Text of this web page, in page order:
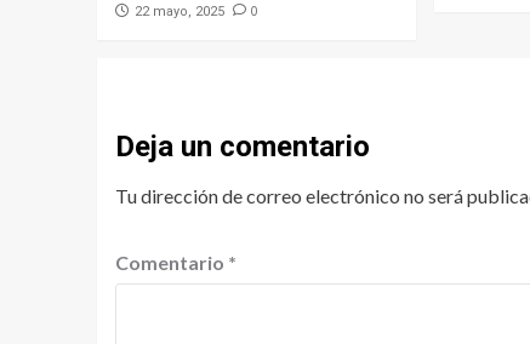
22 mayo, 2025 0
Deja un comentario
Tu dirección de correo electrónico no será
Comentario *